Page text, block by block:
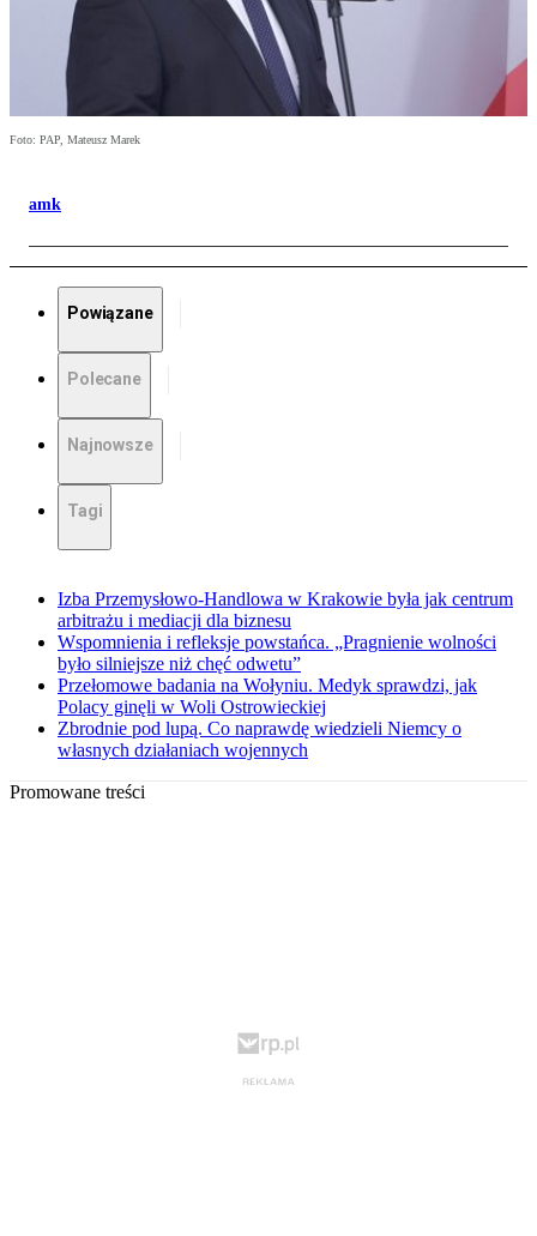
Foto: PAP, Mateusz Marek
amk
Powiązane
Polecane
Najnowsze
Tagi
Izba Przemysłowo-Handlowa w Krakowie była jak centrum
arbitrażu i mediacji dla biznesu
Wspomnienia i refleksje powstańca. „Pragnienie wolności
było silniejsze niż chęć odwetu”
Przełomowe badania na Wołyniu. Medyk sprawdzi, jak
Polacy ginęli w Woli Ostrowieckiej
Zbrodnie pod lupą. Co naprawdę wiedzieli Niemcy o
własnych działaniach wojennych
Promowane treści